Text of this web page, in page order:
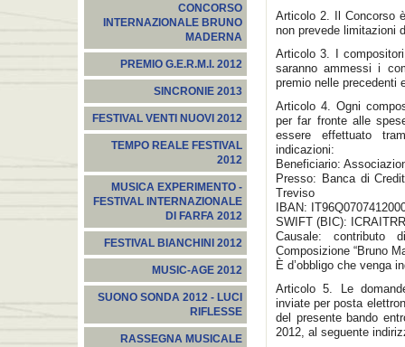
CONCORSO
INTERNAZIONALE BRUNO
MADERNA
PREMIO G.E.R.M.I. 2012
SINCRONIE 2013
FESTIVAL VENTI NUOVI 2012
TEMPO REALE FESTIVAL
2012
MUSICA EXPERIMENTO -
FESTIVAL INTERNAZIONALE
DI FARFA 2012
FESTIVAL BIANCHINI 2012
MUSIC-AGE 2012
SUONO SONDA 2012 - LUCI
RIFLESSE
RASSEGNA MUSICALE
Articolo 2. Il Concorso
non prevede limitazioni
Articolo 3. I
saranno ammessi i
premio nelle precedenti
Articolo 4. Ogni
per far fronte alle
essere effettuato
indicazioni:
Beneficiario:
Presso: Banca di
Treviso
IBAN:
SWIFT (BIC):
Causale: contributo
Composizione “Bruno
È d’obbligo che venga
Articolo 5. Le
inviate per posta
del presente bando
2012, al seguente